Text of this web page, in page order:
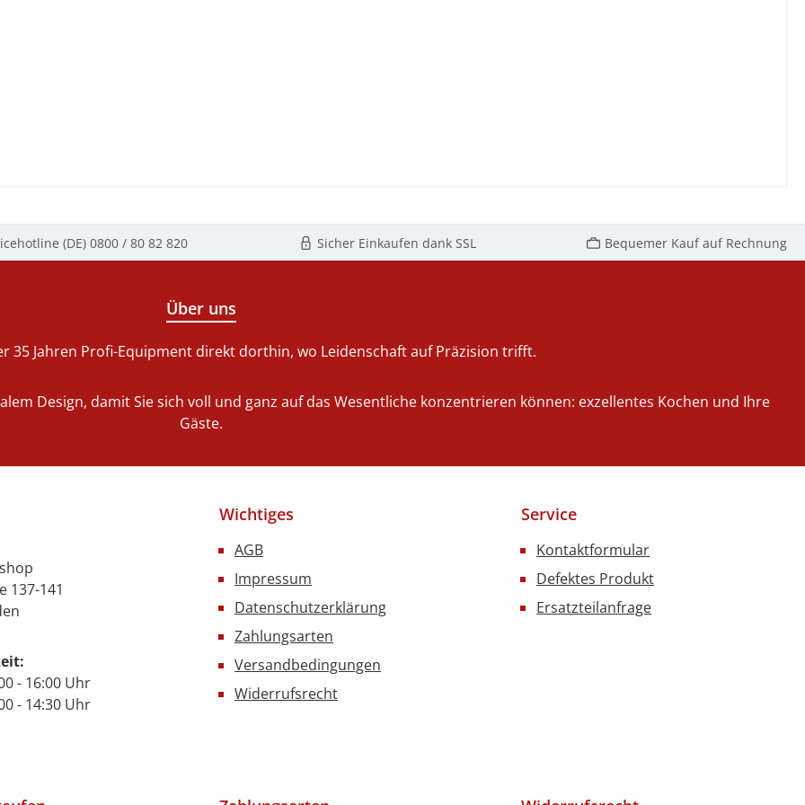
(DE) 0800 / 80 82 820 Sicher Einkaufen dank SSL Bequemer Kauf auf Rechnung
Über uns
35 Jahren Profi-Equipment direkt dorthin, wo Leidenschaft auf Präzision trifft.
Design, damit Sie sich voll und ganz auf das Wesentliche konzentrieren können: exzellentes Kochen und Ihre
Gäste.
137-141
- 16:00 Uhr
14:30 Uhr
Wichtiges
AGB
Impressum
Datenschutzerklärung
Zahlungsarten
Versandbedingungen
Widerrufsrecht
Service
Kontaktformular
Defektes Produkt
Ersatzteilanfrage